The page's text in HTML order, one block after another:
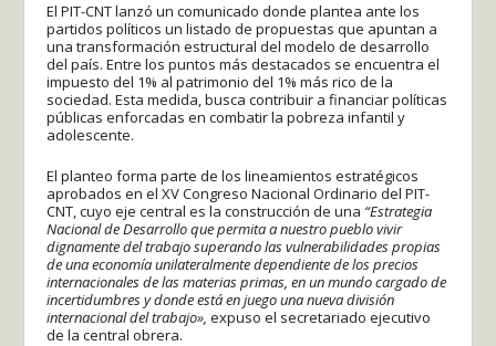
El PIT-CNT lanzó un comunicado donde plantea ante los
partidos políticos un listado de propuestas que apuntan a
una transformación estructural del modelo de desarrollo
del país. Entre los puntos más destacados se encuentra el
impuesto del 1% al patrimonio del 1% más rico de la
sociedad. Esta medida, busca contribuir a financiar políticas
públicas enforcadas en combatir la pobreza infantil y
adolescente.
El planteo forma parte de los lineamientos estratégicos
aprobados en el XV Congreso Nacional Ordinario del PIT-
CNT, cuyo eje central es la construcción de una “Estrategia
Nacional de Desarrollo que permita a nuestro pueblo vivir
dignamente del trabajosuperando las vulnerabilidades propias
de una economía unilateralmente dependiente de los precios
internacionales de las materias primas, en un mundo cargado de
incertidumbres y donde está en juego una nueva división
internacional del trabajo», expuso el secretariado ejecutivo
de la central obrera.